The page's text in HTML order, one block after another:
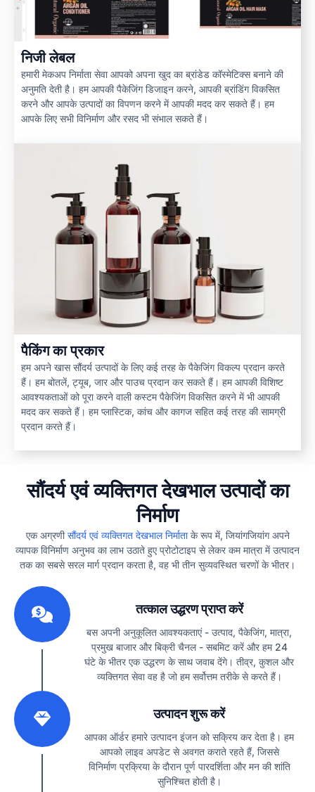
निजी लेबल
हमारी मेकअप निर्माता सेवा आपको अपना खुद का ब्रांडेड कॉस्मेटिक्स बनाने की
अनुमति देती है। हम आपकी पैकेजिंग डिजाइन करने, आपकी ब्रांडिंग विकसित
करने और आपके उत्पादों का विपणन करने में आपकी मदद कर सकते हैं। हम
आपके लिए सभी विनिर्माण और रसद भी संभाल सकते हैं।
पैकिंग का प्रकार
हम अपने खास सौंदर्य उत्पादों के लिए कई तरह के पैकेजिंग विकल्प प्रदान करते
हैं। हम बोतलें, ट्यूब, जार और पाउच प्रदान कर सकते हैं। हम आपकी विशिष्ट
आवश्यकताओं को पूरा करने वाली कस्टम पैकेजिंग विकसित करने में भी आपकी
मदद कर सकते हैं। हम प्लास्टिक, कांच और कागज सहित कई तरह की सामग्री
प्रदान करते हैं।
सौंदर्य एवं व्यक्तिगत देखभाल उत्पादों का
निर्माण
एक अग्रणीसौंदर्य एवं व्यक्तिगत देखभाल निर्माताके रूप में, जियांगजियांग अपने
व्यापक विनिर्माण अनुभव का लाभ उठाते हुए प्रोटोटाइप से लेकर कम मात्रा में उत्पादन
तक का सबसे सरल मार्ग प्रदान करता है, वह भी तीन सुव्यवस्थित चरणों के भीतर।
तत्काल उद्धरण प्राप्त करें
बस अपनी अनुकूलित आवश्यकताएं - उत्पाद, पैकेजिंग, मात्रा,
प्रमुख बाजार और बिक्री चैनल - सबमिट करें और हम 24
घंटे के भीतर एक उद्धरण के साथ जवाब देंगे। तीव्र, कुशल और
व्यक्तिगत सेवा वह है जो हम सर्वोत्तम तरीके से करते हैं।
उत्पादन शुरू करें
आपका ऑर्डर हमारे उत्पादन इंजन को सक्रिय कर देता है। हम
आपको लाइव अपडेट से अवगत कराते रहते हैं, जिससे
विनिर्माण प्रक्रिया के दौरान पूर्ण पारदर्शिता और मन की शांति
सुनिश्चित होती है।